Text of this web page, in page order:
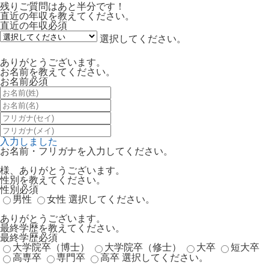
残りご質問はあと半分です！
直近の年収を教えてください。
直近の年収必須
選択してください。
ありがとうございます。
お名前を教えてください。
お名前必須
入力しました
お名前・フリガナを入力してください。
様、ありがとうございます。
性別を教えてください。
性別 必須
男性
女性 選択してください。
ありがとうございます。
最終学歴を教えてください。
最終学歴必須
大学院卒（博士）
大学院卒（修士） 大卒
短大卒
高専卒
専門卒 高卒 選択してください。